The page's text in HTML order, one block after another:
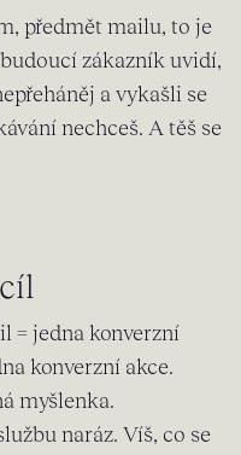
předmět mailu, to je
zákazník uvidí,
a vykašli se
nechceš. A těš se
= jedna konverzní
konverzní akce.
myšlenka.
naráz. Víš, co se